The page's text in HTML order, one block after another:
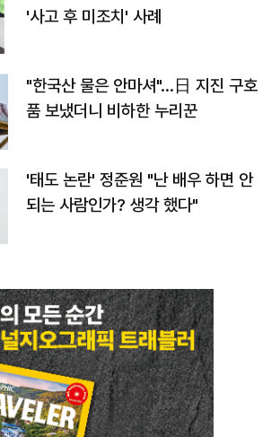
'사고 후 미조치' 사례
"한국산 물은 안마셔"…日 지진 구호
품 보냈더니 비하한 누리꾼
'태도 논란' 정준원 "난 배우 하면 안
되는 사람인가? 생각 했다"